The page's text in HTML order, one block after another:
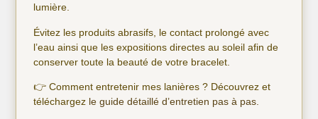
lumière.
Évitez les produits abrasifs, le contact prolongé avec
l’eau ainsi que les expositions directes au soleil afin de
conserver toute la beauté de votre bracelet.
👉 Comment entretenir mes lanières ? Découvrez et
téléchargez le guide détaillé d’entretien pas à pas.